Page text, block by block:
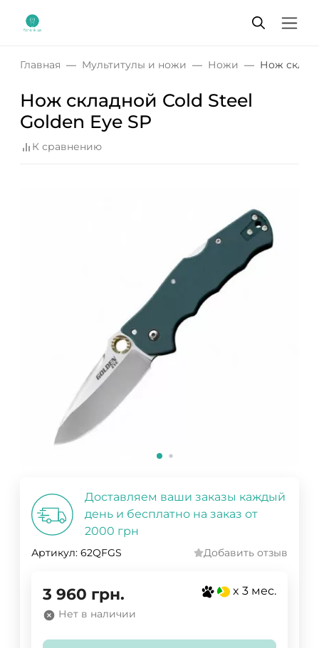
Главная Мультитулы и ножи Ножи Нож
Нож складной Cold Steel
Golden Eye SP
К сравнению
Доставляем ваши заказы каждый
день и бесплатно на заказ от
2000 грн
Артикул: 62QFGS Добавить отзыв
3 960 грн. x 3 мес.
Нет в наличии